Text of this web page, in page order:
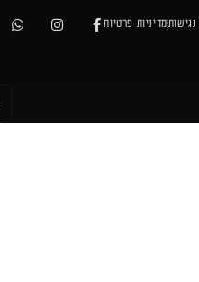
מדיניות פרטיות